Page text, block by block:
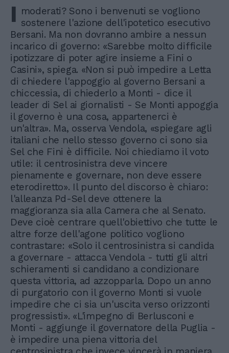
I moderati? Sono i benvenuti se vogliono
sostenere l'azione dell'ipotetico esecutivo
Bersani. Ma non dovranno ambire a nessun
incarico di governo: «Sarebbe molto difficile
ipotizzare di poter agire insieme a Fini o
Casini», spiega. «Non si può impedire a Letta
di chiedere l'appoggio al governo Bersani a
chiccessia, di chiederlo a Monti - dice il
leader di Sel ai giornalisti - Se Monti appoggia
il governo è una cosa, appartenerci è
un'altra». Ma, osserva Vendola, «spiegare agli
italiani che nello stesso governo ci sono sia
Sel che Fini è difficile. Noi chiediamo il voto
utile: il centrosinistra deve vincere
pienamente e governare, non deve essere
eterodiretto». Il punto del discorso è chiaro:
l'alleanza Pd-Sel deve ottenere la
maggioranza sia alla Camera che al Senato.
Deve cioè centrare quell'obiettivo che tutte le
altre forze dell'agone politico vogliono
contrastare: «Solo il centrosinistra si candida
a governare - attacca Vendola - tutti gli altri
schieramenti si candidano a condizionare
questa vittoria, ad azzopparla. Dopo un anno
di purgatorio con il governo Monti si vuole
impedire che ci sia un'uscita verso orizzonti
progressisti». «L'impegno di Berlusconi e
Monti - aggiunge il governatore della Puglia -
è impedire una piena vittoria del